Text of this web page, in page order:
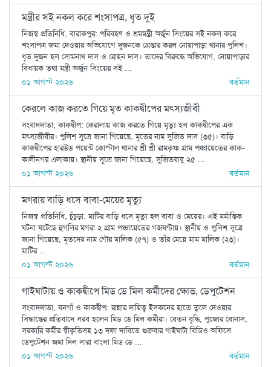
মন্ত্রীর সই নকল করে শংসাপত্র, ধৃত দুই
নিজস্ব প্রতিনিধি, বারাকপুর: পরিবহণ ও শ্রমমন্ত্রী অর্জুন সিংয়ের সই নকল করে
শংসাপত্র জমা দেওয়ার অভিযোগে দুজনকে গ্রেপ্তার করল নোয়াপাড়া থানার পুলিশ।
ধৃত দুজন হল সোমনাথ দাস ও রোহন দাস। তাদের বিরুদ্ধে অভিযোগ, নোয়াপাড়ার
বিধায়ক তথা মন্ত্রী অর্জুন সিংয়ের সই ...
০১ আগস্ট ২০২৬
বর্তমান
কেরলে কাজ করতে গিয়ে মৃত কাকদ্বীপের মৎস্যজীবী
সংবাদদাতা, কাকদ্বীপ: কেরালায় কাজ করতে গিয়ে মৃত্যু হল কাকদ্বীপের এক
মৎস্যজীবীর। পুলিশ সূত্রে জানা গিয়েছে, মৃতের নাম সুজিত দাস (৩৫)। বাড়ি
কাকদ্বীপের হারউড পয়েন্ট কোস্টাল থানার শ্রী শ্রী রামকৃষ্ণ গ্রাম পঞ্চায়েতের কাক-
কালীনগর এলাকায়। স্থানীয় সূত্রে জানা গিয়েছে, সুজিতবাবু ২৫ ...
০১ আগস্ট ২০২৬
বর্তমান
মগরায় বাড়ি ধসে বাবা-মেয়ের মৃত্যু
নিজস্ব প্রতিনিধি, চুঁচুড়া: মাটির বাড়ি ধসে মৃত্যু হল বাবা ও মেয়ের। এই মর্মান্তিক
ঘটনা ঘটেছে হুগলির মগরা ২ গ্রাম পঞ্চায়েতের গজঘণ্টায়। স্থানীয় ও পুলিশ সূত্রে
জানা গিয়েছে, মৃতদের নাম গৌর মালিক (৫৭) ও তাঁর মেয়ে মাম মালিক (২৩)।
মাটির ...
০১ আগস্ট ২০২৬
বর্তমান
গাইঘাটায় ও কাকদ্বীপে মিড ডে মিল কর্মীদের ক্ষোভ, ডেপুটেশন
সংবাদদাতা, বনগাঁ ও কাকদ্বীপ: রান্নার দায়িত্ব ইসকনের হাতে তুলে দেওয়ার
সিদ্ধান্তের প্রতিবাদে সরব হলেন মিড ডে মিল কর্মীরা। বেতন বৃদ্ধি, পুজোর বোনাস,
সরকারি কর্মীর স্বীকৃতিসহ ১৩ দফা দাবিতে শুক্রবার গাইঘাটা বিডিও অফিসে
ডেপুটেশন জমা দিল সারা বাংলা মিড ডে ...
০১ আগস্ট ২০২৬
বর্তমান